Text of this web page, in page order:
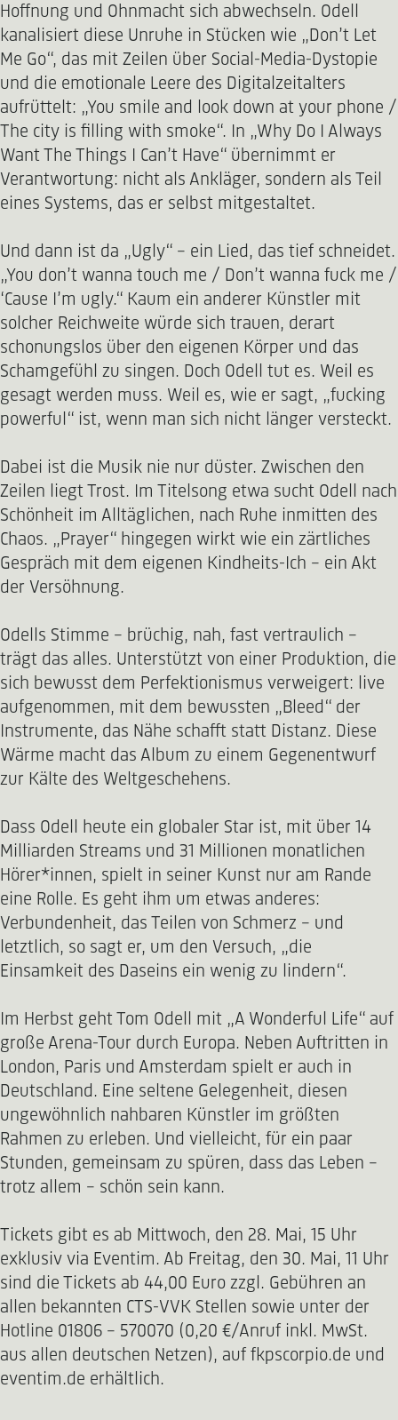
Hoffnung und Ohnmacht sich abwechseln. Odell
kanalisiert diese Unruhe in Stücken wie „Don’t Let
Me Go“, das mit Zeilen über Social-Media-Dystopie
und die emotionale Leere des Digitalzeitalters
aufrüttelt: „You smile and look down at your phone /
The city is filling with smoke“. In „Why Do I Always
Want The Things I Can’t Have“ übernimmt er
Verantwortung: nicht als Ankläger, sondern als Teil
eines Systems, das er selbst mitgestaltet.
Und dann ist da „Ugly“ – ein Lied, das tief schneidet.
„You don’t wanna touch me / Don’t wanna fuck me /
‘Cause I’m ugly.“ Kaum ein anderer Künstler mit
solcher Reichweite würde sich trauen, derart
schonungslos über den eigenen Körper und das
Schamgefühl zu singen. Doch Odell tut es. Weil es
gesagt werden muss. Weil es, wie er sagt, „fucking
powerful“ ist, wenn man sich nicht länger versteckt.
Dabei ist die Musik nie nur düster. Zwischen den
Zeilen liegt Trost. Im Titelsong etwa sucht Odell nach
Schönheit im Alltäglichen, nach Ruhe inmitten des
Chaos. „Prayer“ hingegen wirkt wie ein zärtliches
Gespräch mit dem eigenen Kindheits-Ich – ein Akt
der Versöhnung.
Odells Stimme – brüchig, nah, fast vertraulich –
trägt das alles. Unterstützt von einer Produktion, die
sich bewusst dem Perfektionismus verweigert: live
aufgenommen, mit dem bewussten „Bleed“ der
Instrumente, das Nähe schafft statt Distanz. Diese
Wärme macht das Album zu einem Gegenentwurf
zur Kälte des Weltgeschehens.
Dass Odell heute ein globaler Star ist, mit über 14
Milliarden Streams und 31 Millionen monatlichen
Hörer*innen, spielt in seiner Kunst nur am Rande
eine Rolle. Es geht ihm um etwas anderes:
Verbundenheit, das Teilen von Schmerz – und
letztlich, so sagt er, um den Versuch, „die
Einsamkeit des Daseins ein wenig zu lindern“.
Im Herbst geht Tom Odell mit „A Wonderful Life“ auf
große Arena-Tour durch Europa. Neben Auftritten in
London, Paris und Amsterdam spielt er auch in
Deutschland. Eine seltene Gelegenheit, diesen
ungewöhnlich nahbaren Künstler im größten
Rahmen zu erleben. Und vielleicht, für ein paar
Stunden, gemeinsam zu spüren, dass das Leben –
trotz allem – schön sein kann.
Tickets gibt es ab Mittwoch, den 28. Mai, 15 Uhr
exklusiv via Eventim. Ab Freitag, den 30. Mai, 11 Uhr
sind die Tickets ab 44,00 Euro zzgl. Gebühren an
allen bekannten CTS-VVK Stellen sowie unter der
Hotline 01806 - 570070 (0,20 €/Anruf inkl. MwSt.
aus allen deutschen Netzen), auf fkpscorpio.de und
eventim.de erhältlich.